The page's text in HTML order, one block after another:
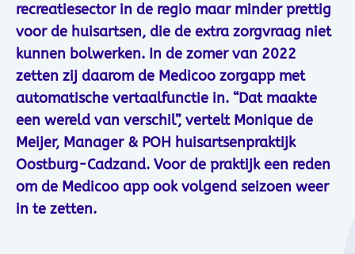
recreatiesector in de regio maar minder prettig
voor de huisartsen, die de extra zorgvraag niet
kunnen bolwerken. In de zomer van 2022
zetten zij daarom de Medicoo zorgapp met
automatische vertaalfunctie in. “Dat maakte
een wereld van verschil”, vertelt Monique de
Meijer, Manager & POH huisartsenpraktijk
Oostburg-Cadzand. Voor de praktijk een reden
om de Medicoo app ook volgend seizoen weer
in te zetten.